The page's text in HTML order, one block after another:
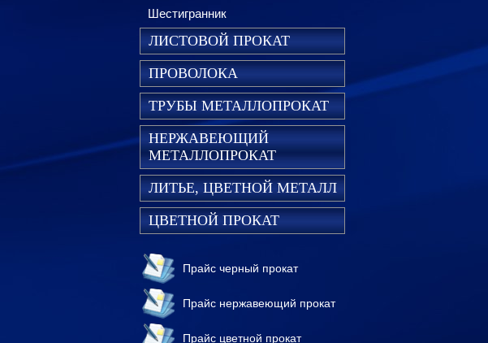
Шестигранник
ЛИСТОВОЙ ПРОКАТ
ПРОВОЛОКА
ТРУБЫ МЕТАЛЛОПРОКАТ
НЕРЖАВЕЮЩИЙ
МЕТАЛЛОПРОКАТ
ЛИТЬЕ, ЦВЕТНОЙ МЕТАЛЛ
ЦВЕТНОЙ ПРОКАТ
Прайс черный прокат
Прайс нержавеющий прокат
Прайс цветной прокат